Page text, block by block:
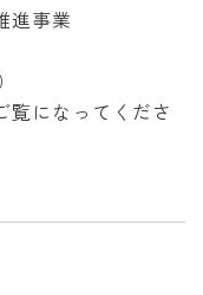
進事業
覧になってくださ